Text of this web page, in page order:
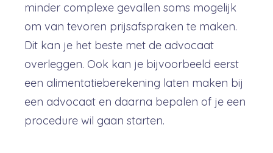
minder complexe gevallen soms mogelijk
om van tevoren prijsafspraken te maken.
Dit kan je het beste met de advocaat
overleggen. Ook kan je bijvoorbeeld eerst
een alimentatieberekening laten maken bij
een advocaat en daarna bepalen of je een
procedure wil gaan starten.